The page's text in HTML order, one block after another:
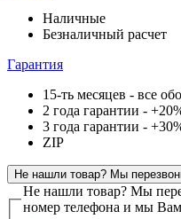
Наличные
Безналичный расчет
Гарантия
15-ть месяцев - все
2 года гарантии -
3 года гарантии -
ZIP
Не нашли товар? Мы
Не нашли товар? Мы
номер телефона и мы